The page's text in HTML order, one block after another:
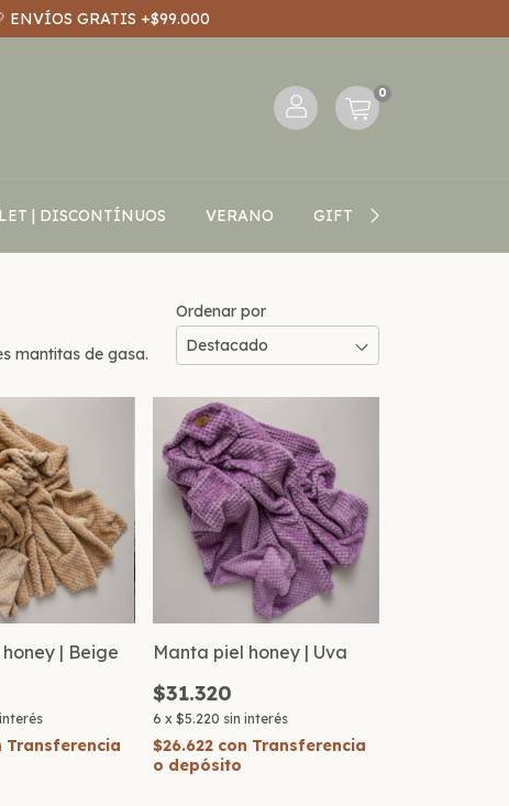
ENVÍOS GRATIS +$99.000
0
| DISCONTÍNUOS VERANO GIFT CARD
mantitas de gasa.
Ordenar por
| Beige
Transferencia
Manta piel honey | Uva
$31.320
6 x $5.220 sin interés
$26.622 con Transferencia
o depósito